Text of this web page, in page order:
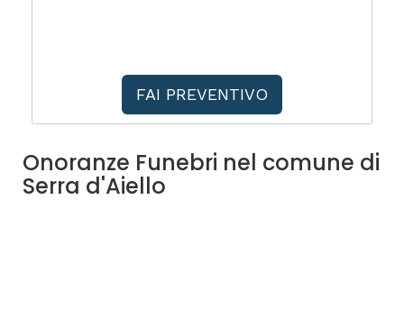
FAI PREVENTIVO
Onoranze Funebri nel comune di
Serra d'Aiello